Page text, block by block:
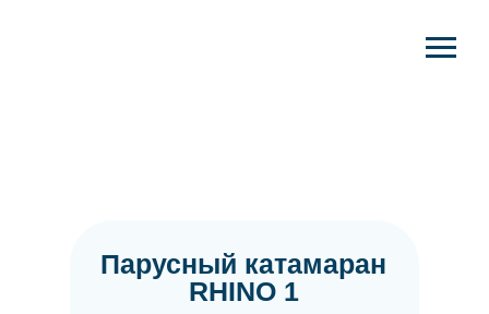
Парусный катамаран
RHINO 1